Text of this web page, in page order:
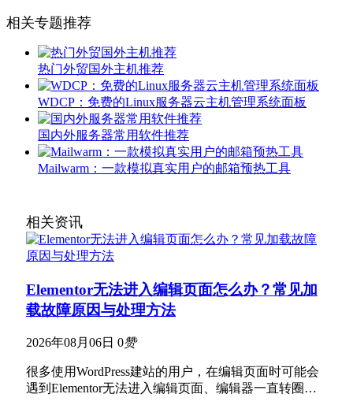
相关专题推荐
热门外贸国外主机推荐
WDCP：免费的Linux服务器云主机管理系统面板
国内外服务器常用软件推荐
Mailwarm：一款模拟真实用户的邮箱预热工具
相关资讯
Elementor无法进入编辑页面怎么办？常见加
载故障原因与处理方法
2026年08月06日 0赞
很多使用WordPress建站的用户，在编辑页面时可能会
遇到Elementor无法进入编辑页面、编辑器一直转圈…